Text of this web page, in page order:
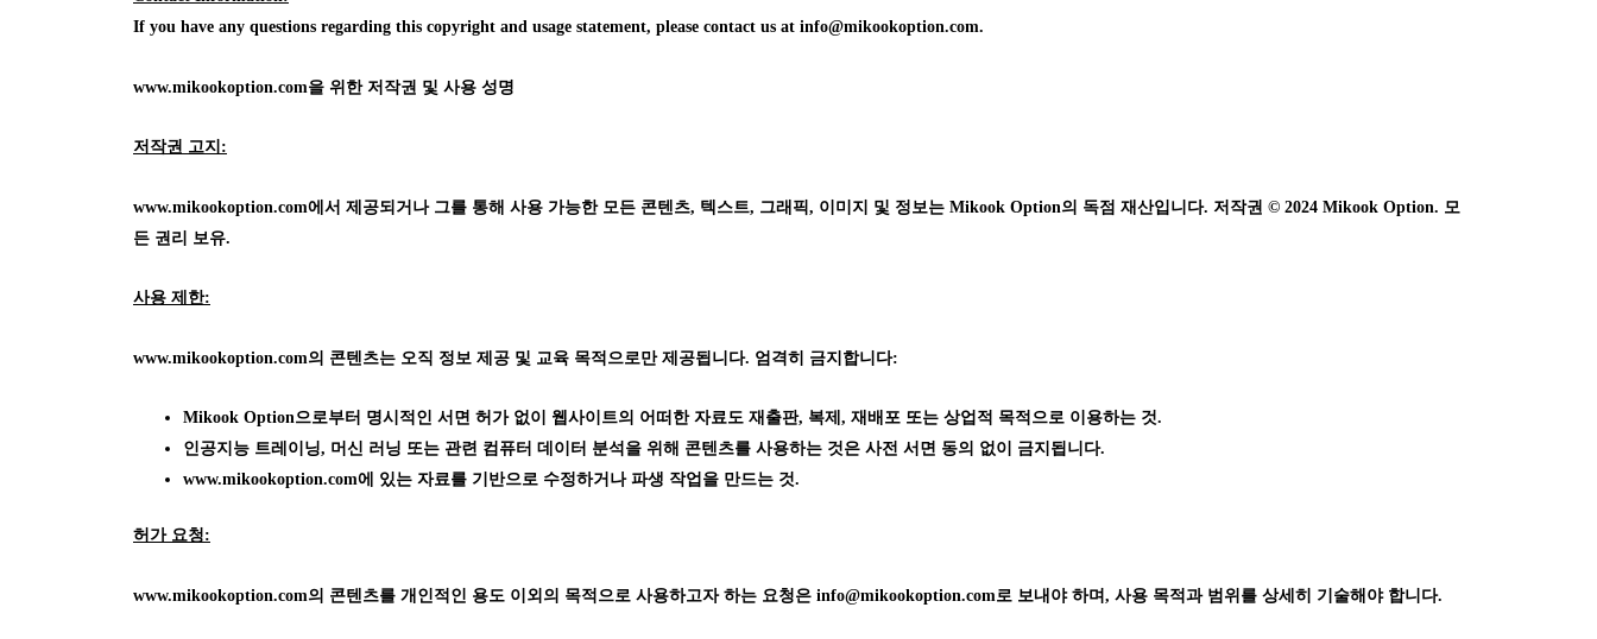
If you have any questions regarding this copyright and usage statement, please contact us at info@mikookoption.com.
www.mikookoption.com을 위한 저작권 및 사용 성명
저작권 고지:
www.mikookoption.com에서 제공되거나 그를 통해 사용 가능한 모든 콘텐츠, 텍스트, 그래픽, 이미지 및 정보는 Mikook Option의 독점 재산입니다. 저작권 © 2024 Mikook Option. 모
든 권리 보유.
사용 제한:
www.mikookoption.com의 콘텐츠는 오직 정보 제공 및 교육 목적으로만 제공됩니다. 엄격히 금지합니다:
Mikook Option으로부터 명시적인 서면 허가 없이 웹사이트의 어떠한 자료도 재출판, 복제, 재배포 또는 상업적 목적으로 이용하는 것.
인공지능 트레이닝, 머신 러닝 또는 관련 컴퓨터 데이터 분석을 위해 콘텐츠를 사용하는 것은 사전 서면 동의 없이 금지됩니다.
www.mikookoption.com에
있는 자료를 기반으로 수정하거나 파생 작업을 만드는 것.
허가 요청:
www.mikookoption.com의 콘텐츠를 개인적인 용도 이외의 목적으로 사용하고자 하는 요청은 info@mikookoption.com로 보내야 하며, 사용 목적과 범위를 상세히 기술해야 합니다.